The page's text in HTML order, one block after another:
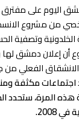
اليوم على
من مشروع
وتصفية
إعلان دمشق لها
الانشقاق الفعلي من
اجتماعات مكثفة
المرة، ستحدد
2008.